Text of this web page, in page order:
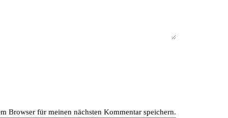
Browser für meinen nächsten Kommentar speichern.
gewerblichen und privaten Bereich. Das moderne